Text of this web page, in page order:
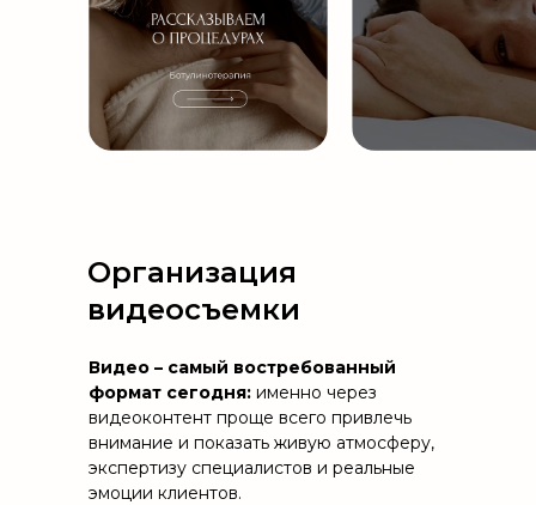
Организация
видеосъемки
Видео – самый востребованный
формат сегодня: именно через
видеоконтент проще всего привлечь
внимание и показать живую атмосферу,
экспертизу специалистов и реальные
эмоции клиентов.